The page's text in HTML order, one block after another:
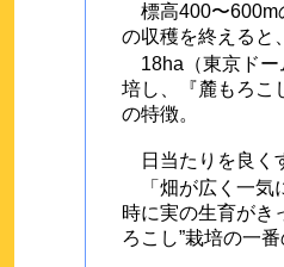
標高400〜600m
の収穫を終えると
18ha（東京ドー
培し、『麓もろこ
の特徴。
日当たりを良く
「畑が広く一気
時に実の生育がき
ろこし”栽培の一